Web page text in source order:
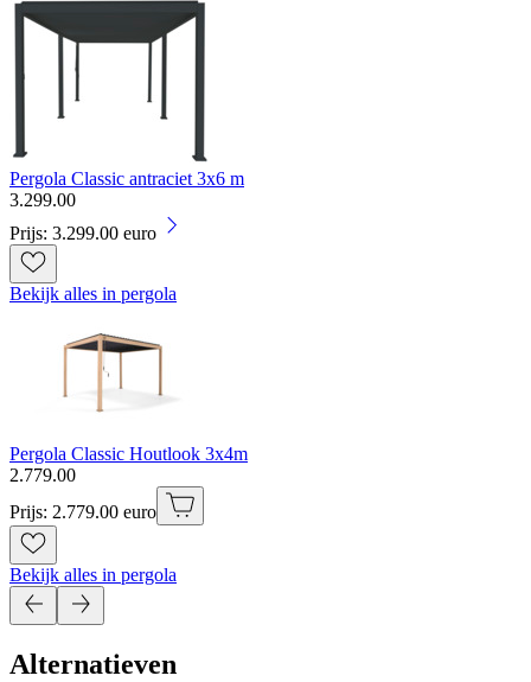
Pergola Classic antraciet 3x6 m
3.299.00
Prijs: 3.299.00 euro
Bekijk alles in pergola
Pergola Classic Houtlook 3x4m
2.779.00
Prijs: 2.779.00 euro
Bekijk alles in pergola
Alternatieven